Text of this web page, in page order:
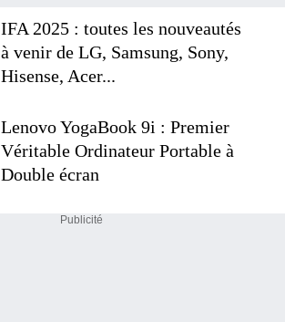
IFA 2025 : toutes les nouveautés
à venir de LG, Samsung, Sony,
Hisense, Acer...
Lenovo YogaBook 9i : Premier
Véritable Ordinateur Portable à
Double écran
Publicité